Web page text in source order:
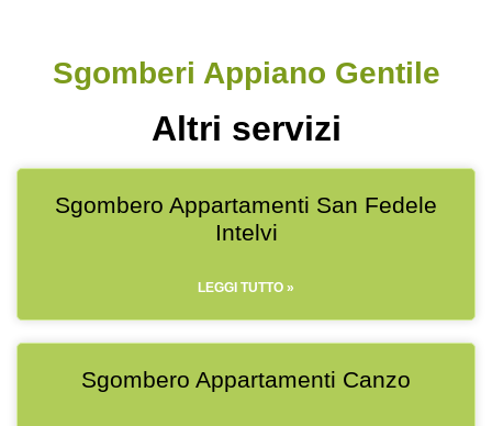
Sgomberi Appiano Gentile
Altri servizi
Sgombero Appartamenti San Fedele
Intelvi
LEGGI TUTTO »
Sgombero Appartamenti Canzo